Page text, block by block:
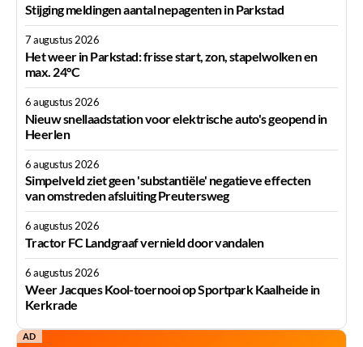
Stijging meldingen aantal nepagenten in Parkstad
7 augustus 2026
Het weer in Parkstad: frisse start, zon, stapelwolken en
max. 24°C
6 augustus 2026
Nieuw snellaadstation voor elektrische auto's geopend in
Heerlen
6 augustus 2026
Simpelveld ziet geen 'substantiële' negatieve effecten
van omstreden afsluiting Preutersweg
6 augustus 2026
Tractor FC Landgraaf vernield door vandalen
6 augustus 2026
Weer Jacques Kool-toernooi op Sportpark Kaalheide in
Kerkrade
AD